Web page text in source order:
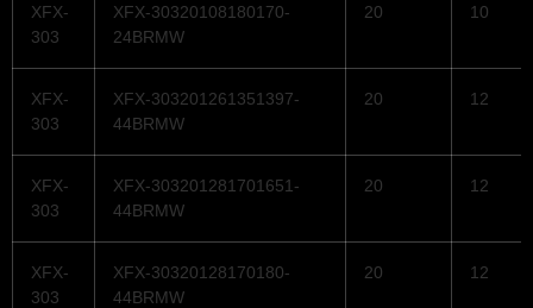
XFX-
303
XFX-30320108180170-
24BRMW
20 10
XFX-
303
XFX-303201261351397-
44BRMW
20 12
XFX-
303
XFX-303201281701651-
44BRMW
20 12
XFX-
303
XFX-30320128170180-
44BRMW
20 12